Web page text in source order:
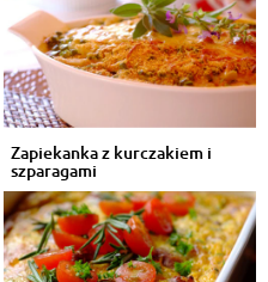
Zapiekanka z kurczakiem i
szparagami